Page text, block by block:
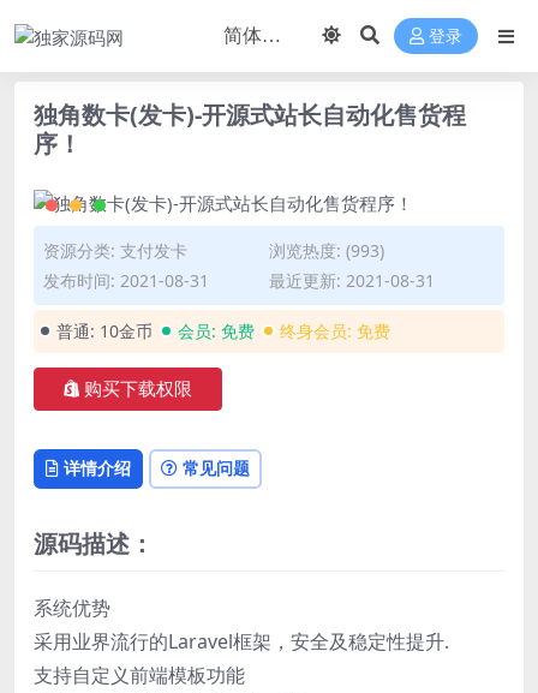
登录
独角数卡(发卡)-开源式站长自动化售货程
序！
资源分类: 支付发卡
浏览热度: (993)
发布时间: 2021-08-31
最近更新: 2021-08-31
普通: 10金币 会员: 免费 终身会员: 免费
购买下载权限
详情介绍 常见问题
源码描述：
系统优势
采用业界流行的Laravel框架，安全及稳定性提升.
支持自定义前端模板功能